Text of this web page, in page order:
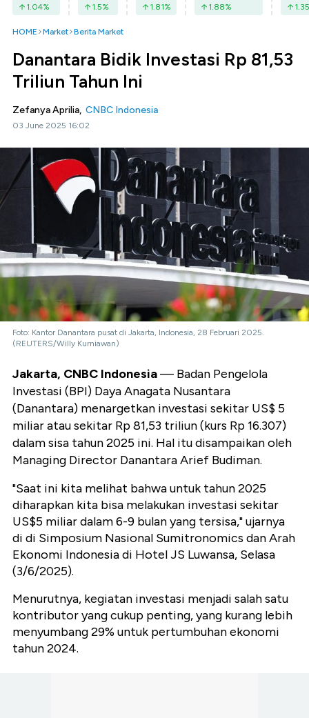
1.04% 1.5% 1.81% 1.88% 1.35
HOME Market Berita Market
Danantara Bidik Investasi Rp 81,53
Triliun Tahun Ini
Zefanya Aprilia, CNBC Indonesia
03 June 2025 16:02
Foto: Kantor Danantara pusat di Jakarta, Indonesia, 28 Februari 2025.
(REUTERS/Willy Kurniawan)
Jakarta, CNBC Indonesia— Badan Pengelola
Investasi (BPI) Daya Anagata Nusantara
(Danantara) menargetkan investasi sekitar US$ 5
miliar atau sekitar Rp 81,53 triliun (kurs Rp 16.307)
dalam sisa tahun 2025 ini. Hal itu disampaikan oleh
Managing Director Danantara Arief Budiman.
"Saat ini kita melihat bahwa untuk tahun 2025
diharapkan kita bisa melakukan investasi sekitar
US$5 miliar dalam 6-9 bulan yang tersisa," ujarnya
di di Simposium Nasional Sumitronomics dan Arah
Ekonomi Indonesia di Hotel JS Luwansa, Selasa
(3/6/2025).
Menurutnya, kegiatan investasi menjadi salah satu
kontributor yang cukup penting, yang kurang lebih
menyumbang 29% untuk pertumbuhan ekonomi
tahun 2024.